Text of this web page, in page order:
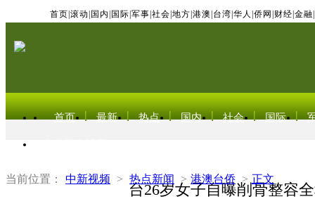
首页 滚动 国内 国际 军事 社会 地方 港澳 台湾 华人 侨网 财经 金融
首页 最新 热点 国内 社会 国际
当前位置： 中新视频 > 热点新闻 > 港澳台侨 > 正文
台26岁女子自曝削骨整容